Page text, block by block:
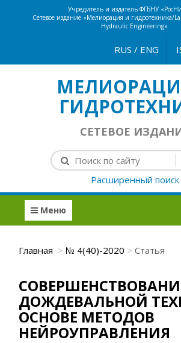
Учредитель и издатель ФГБНУ
Сетевое издание «Мелиорация и гидротехника/
Hydraulic Engineering»
RUS / ENG
СЕТЕВОЕ
Расширенный поиск
Меню
Главная № 4(40)-2020 Статья
ДОЖДЕВАЛЬНОЙ
ОСНОВЕ МЕТОДОВ
НЕЙРОУПРАВЛЕНИЯ